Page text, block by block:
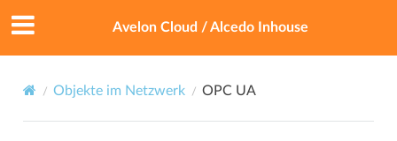
Avelon Cloud / Alcedo Inhouse
Objekte im Netzwerk OPC UA